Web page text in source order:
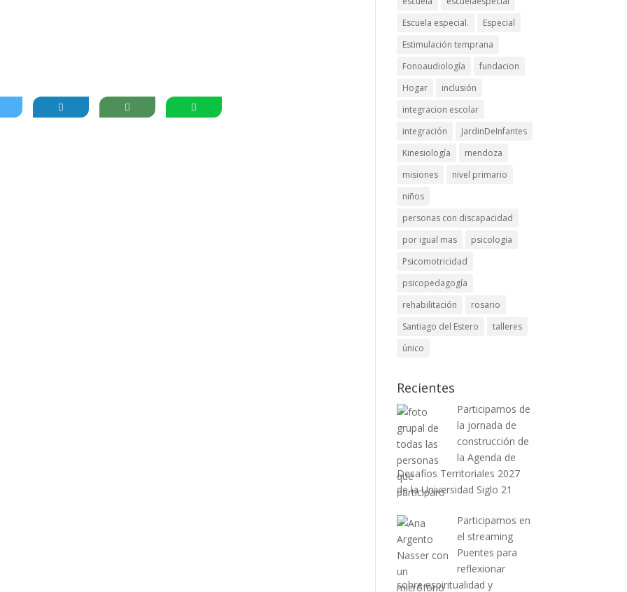
Escuela especial.
Especial
Estimulación temprana
Fonoaudiología
fundacion
Hogar
inclusión
integracion escolar
integración
JardinDeInfantes
Kinesiología
mendoza
misiones
nivel primario
niños
personas con discapacidad
por igual mas
psicologia
Psicomotricidad
psicopedagogía
rehabilitación
rosario
Santiago del Estero
talleres
único
Recientes
Participamos de
la jornada de
construcción de
la Agenda de
Desafíos Territoriales 2027
de la Universidad Siglo 21
Participamos en
el streaming
Puentes para
reflexionar
sobre espiritualidad y